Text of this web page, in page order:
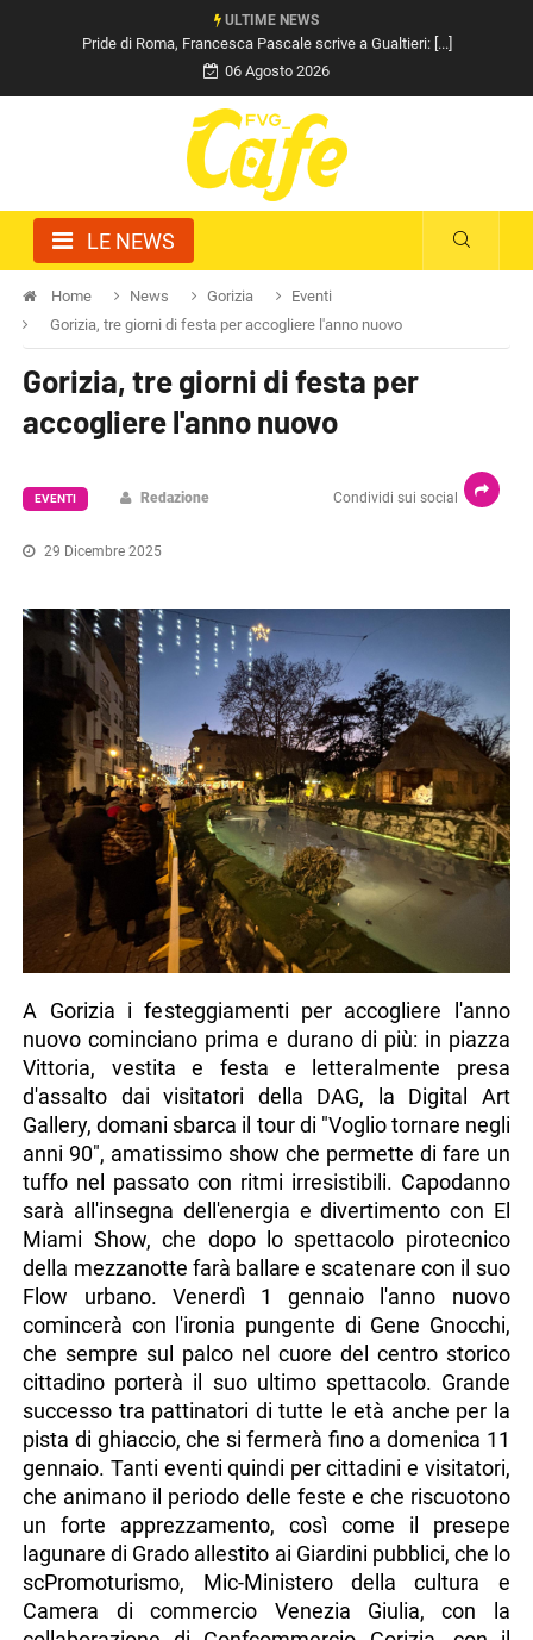
ULTIME NEWS
Pride di Roma, Francesca Pascale scrive a Gualtieri: [...]
06 Agosto 2026
LE NEWS
Home News Gorizia
Eventi
Gorizia, tre giorni di festa per accogliere l'anno nuovo
Gorizia, tre giorni di festa per
accogliere l'anno nuovo
Condividi sui social
EVENTI Redazione
29 Dicembre 2025
A Gorizia i festeggiamenti per accogliere l'anno
nuovo cominciano prima e durano di più: in piazza
Vittoria, vestita e festa e letteralmente presa
d'assalto dai visitatori della DAG, la Digital Art
Gallery, domani sbarca il tour di "Voglio tornare negli
anni 90", amatissimo show che permette di fare un
tuffo nel passato con ritmi irresistibili. Capodanno
sarà all'insegna dell'energia e divertimento con El
Miami Show, che dopo lo spettacolo pirotecnico
della mezzanotte farà ballare e scatenare con il suo
Flow urbano. Venerdì 1 gennaio l'anno nuovo
comincerà con l'ironia pungente di Gene Gnocchi,
che sempre sul palco nel cuore del centro storico
cittadino porterà il suo ultimo spettacolo. Grande
successo tra pattinatori di tutte le età anche per la
pista di ghiaccio, che si fermerà fino a domenica 11
gennaio. Tanti eventi quindi per cittadini e visitatori,
che animano il periodo delle feste e che riscuotono
un forte apprezzamento, così come il presepe
lagunare di Grado allestito ai Giardini pubblici, che lo
scPromoturismo, Mic-Ministero della cultura e
Camera di commercio Venezia Giulia, con la